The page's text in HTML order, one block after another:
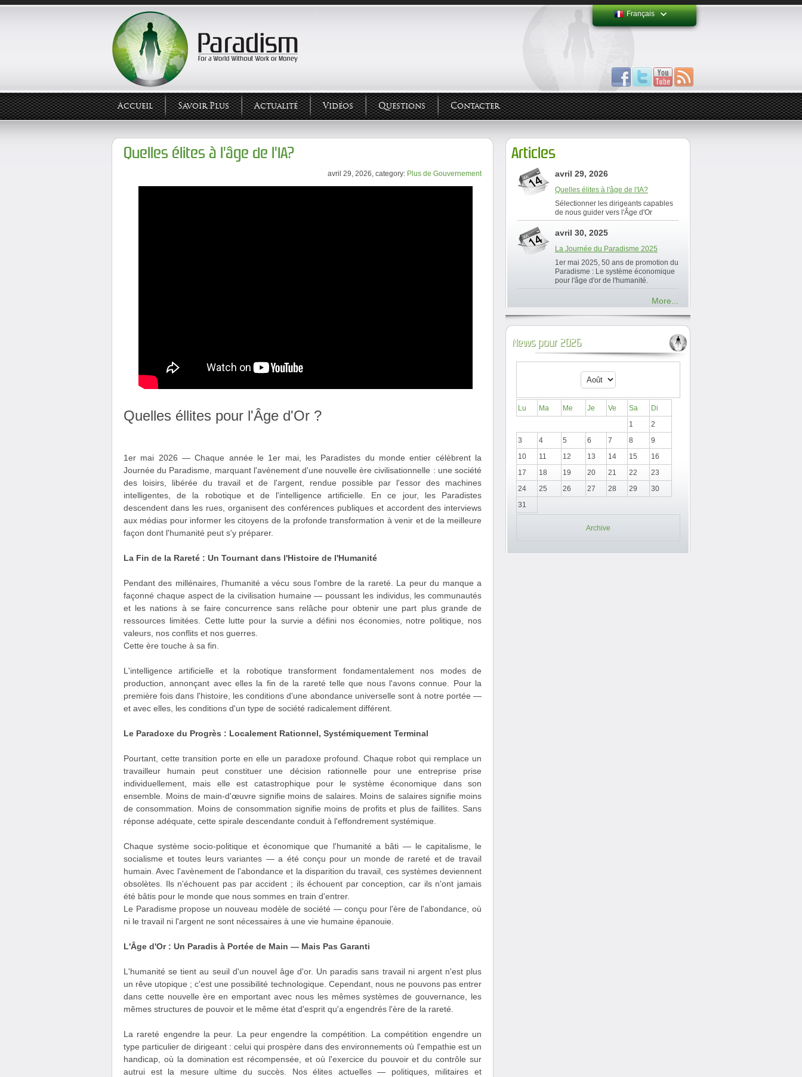
Français
Accueil Savoir Plus Actualité Vidéos Questions Contacter
Quelles élites à l'âge de l'IA?
avril 29, 2026, category: Plus de Gouvernement
Quelles éllites pour l'Âge d'Or ?
1er mai 2026 — Chaque année le 1er mai, les Paradistes du monde entier célèbrent la
Journée du Paradisme, marquant l'avènement d'une nouvelle ère civilisationnelle : une société
des loisirs, libérée du travail et de l'argent, rendue possible par l'essor des machines
intelligentes, de la robotique et de l'intelligence artificielle. En ce jour, les Paradistes
descendent dans les rues, organisent des conférences publiques et accordent des interviews
aux médias pour informer les citoyens de la profonde transformation à venir et de la meilleure
façon dont l'humanité peut s'y préparer.
La Fin de la Rareté : Un Tournant dans l'Histoire de l'Humanité
Pendant des millénaires, l'humanité a vécu sous l'ombre de la rareté. La peur du manque a
façonné chaque aspect de la civilisation humaine — poussant les individus, les communautés
et les nations à se faire concurrence sans relâche pour obtenir une part plus grande de
ressources limitées. Cette lutte pour la survie a défini nos économies, notre politique, nos
valeurs, nos conflits et nos guerres.
Cette ère touche à sa fin.
L'intelligence artificielle et la robotique transforment fondamentalement nos modes de
production, annonçant avec elles la fin de la rareté telle que nous l'avons connue. Pour la
première fois dans l'histoire, les conditions d'une abondance universelle sont à notre portée —
et avec elles, les conditions d'un type de société radicalement différent.
Le Paradoxe du Progrès : Localement Rationnel, Systémiquement Terminal
Pourtant, cette transition porte en elle un paradoxe profound. Chaque robot qui remplace un
travailleur humain peut constituer une décision rationnelle pour une entreprise prise
individuellement, mais elle est catastrophique pour le système économique dans son
ensemble. Moins de main-d'œuvre signifie moins de salaires. Moins de salaires signifie moins
de consommation. Moins de consommation signifie moins de profits et plus de faillites. Sans
réponse adéquate, cette spirale descendante conduit à l'effondrement systémique.
Chaque système socio-politique et économique que l'humanité a bâti — le capitalisme, le
socialisme et toutes leurs variantes — a été conçu pour un monde de rareté et de travail
humain. Avec l'avènement de l'abondance et la disparition du travail, ces systèmes deviennent
obsolètes. Ils n'échouent pas par accident ; ils échouent par conception, car ils n'ont jamais
été bâtis pour le monde que nous sommes en train d'entrer.
Le Paradisme propose un nouveau modèle de société — conçu pour l'ère de l'abondance, où
ni le travail ni l'argent ne sont nécessaires à une vie humaine épanouie.
L'Âge d'Or : Un Paradis à Portée de Main — Mais Pas Garanti
L'humanité se tient au seuil d'un nouvel âge d'or. Un paradis sans travail ni argent n'est plus
un rêve utopique ; c'est une possibilité technologique. Cependant, nous ne pouvons pas entrer
dans cette nouvelle ère en emportant avec nous les mêmes systèmes de gouvernance, les
mêmes structures de pouvoir et le même état d'esprit qu'a engendrés l'ère de la rareté.
La rareté engendre la peur. La peur engendre la compétition. La compétition engendre un
type particulier de dirigeant : celui qui prospère dans des environnements où l'empathie est un
handicap, où la domination est récompensée, et où l'exercice du pouvoir et du contrôle sur
autrui est la mesure ultime du succès. Nos élites actuelles — politiques, militaires et
Articles
avril 29, 2026
Quelles élites à l'âge de l'IA?
Sélectionner les dirigeants capables
de nous guider vers l'Âge d'Or
avril 30, 2025
La Journée du Paradisme 2025
1er mai 2025, 50 ans de promotion du
Paradisme : Le système économique
pour l'âge d'or de l'humanité.
More...
News pour 2026
Lu Ma Me Je Ve Sa
Di
1
2
3
4 5 6 7 8
9
10
11 12 13 14 15
16
17
18 19 20 21 22
23
24
25 26 27 28 29
30
31
Archive